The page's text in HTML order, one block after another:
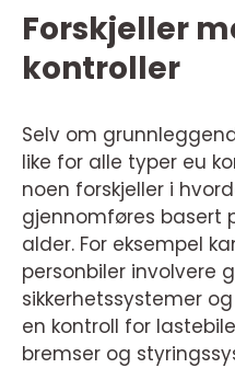
Forskjeller
kontroller
Selv om
like for alle typer eu
noen forskjeller i
gjennomføres basert
alder. For eksempel
personbiler involvere
sikkerhetssystemer
en kontroll for
bremser og